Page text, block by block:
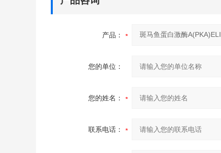
产品：
您的单位：
您的姓名：
联系电话：